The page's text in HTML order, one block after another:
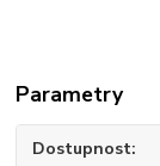
Parametry
Dostupnost